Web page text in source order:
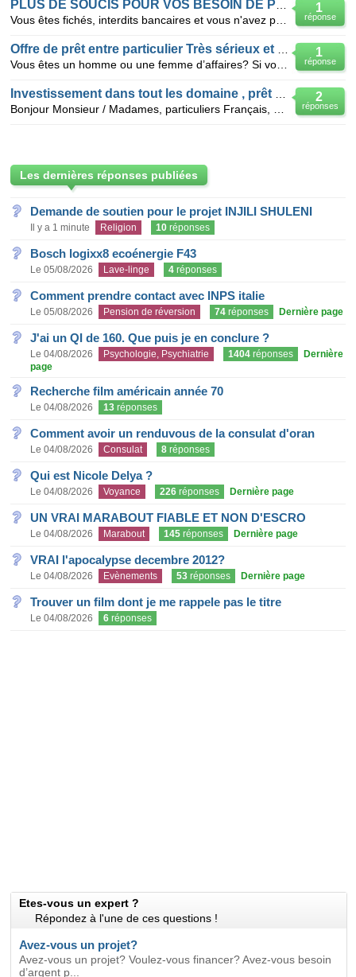
1
réponse
1
réponse
2
réponses
Les dernières réponses publiées
Demande de soutien pour le projet INJILI SHULENI
Il y a 1 minute Religion 10 réponses
Bosch logixx8 ecoénergie F43
Le 05/08/2026 Lave-linge 4 réponses
Comment prendre contact avec INPS italie
Le 05/08/2026 Pension de réversion 74 réponses Dernière page
J'ai un QI de 160. Que puis je en conclure ?
Le 04/08/2026 Psychologie, Psychiatrie 1404 réponses
Dernière
page
Recherche film américain année 70
Le 04/08/2026 13 réponses
Comment avoir un renduvous de la consulat d'oran
Le 04/08/2026 Consulat 8 réponses
Qui est Nicole Delya ?
Le 04/08/2026 Voyance 226 réponses Dernière page
UN VRAI MARABOUT FIABLE ET NON D'ESCRO
Le 04/08/2026 Marabout 145 réponses Dernière page
VRAI l'apocalypse decembre 2012?
Le 04/08/2026 Evènements 53 réponses Dernière page
Trouver un film dont je me rappele pas le titre
Le 04/08/2026 6 réponses
Etes-vous un expert ?
Répondez à l'une de ces questions !
Avez-vous un projet?
Avez-vous un projet? Voulez-vous financer? Avez-vous besoin
d’argent p...